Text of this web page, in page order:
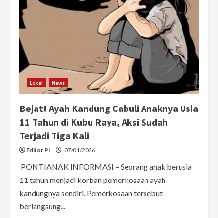
Lokal News
Bejat! Ayah Kandung Cabuli Anaknya Usia
11 Tahun di Kubu Raya, Aksi Sudah
Terjadi Tiga Kali
Editor PI 07/01/2026
PONTIANAK INFORMASI – Seorang anak berusia
11 tahun menjadi korban pemerkosaan ayah
kandungnya sendiri. Pemerkosaan tersebut
berlangsung...